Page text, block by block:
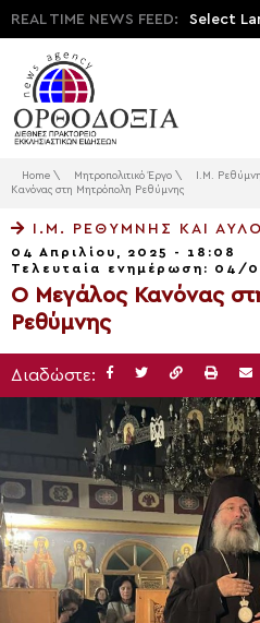
REAL TIME NEWS FEED: Select
Home \ Μητροπολιτικό Έργο \ Ι.Μ.
Κανόνας στη Μητρόπολη Ρεθύμνης
Ι.Μ. ΡΕΘΎΜΝΗΣ ΚΑΙ
04 Απριλίου, 2025 - 18:08
Τελευταία ενημέρωση: 04/
Ο Μεγάλος Κανόνας
Ρεθύμνης
Διαδώστε: